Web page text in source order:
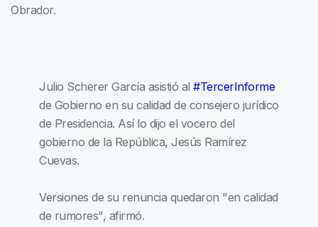
Obrador.
Julio Scherer García asistió al #TercerInforme
de Gobierno en su calidad de consejero jurídico
de Presidencia. Así lo dijo el vocero del
gobierno de la República, Jesús Ramírez
Cuevas.
Versiones de su renuncia quedaron "en calidad
de rumores", afirmó.